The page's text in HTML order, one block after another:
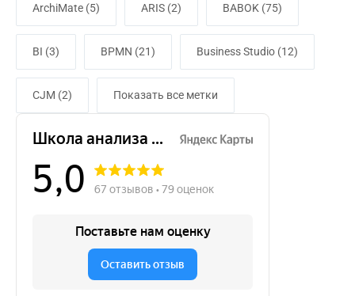
ArchiMate (5) ARIS (2) BABOK (75)
BI (3) BPMN (21) Business Studio (12)
CJM (2) Показать все метки